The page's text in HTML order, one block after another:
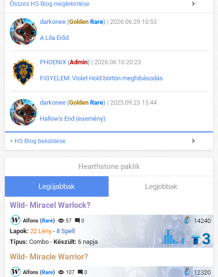
Összes HS Blog megtekintése
darkonee (Golden Rare) | 2026.06.29 10:53
A Lila Erőd
PHOENIX (Admin) | 2026.06.10 20:23
FIGYELEM: Violet Hold börtön meghibásodás
darkonee (Golden Rare) | 2025.09.23 13:44
Hallow's End (esemény)
+ HS Blog beküldése
Hearthstone paklik
Legújabbak Legjobbak
Wild- Miracel Warlock?
14240
Alfons (Rare) 57 0
Lapok: 22 Lény - 8 Spell
Típus: Combo - Készült: 6 napja 3
Wild- Miracle Warrior?
12320
Alfons (Rare) 107 0